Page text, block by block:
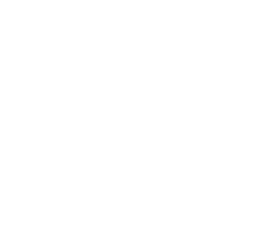
业的长期发展奠定了扎实的基础。